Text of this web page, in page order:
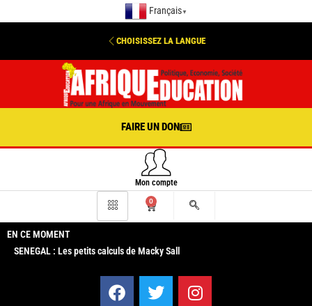
Français ▼
CHOISISSEZ LA LANGUE
FAIRE UN DON
Mon compte
0
EN CE MOMENT
SENEGAL : Les petits calculs de Macky Sall